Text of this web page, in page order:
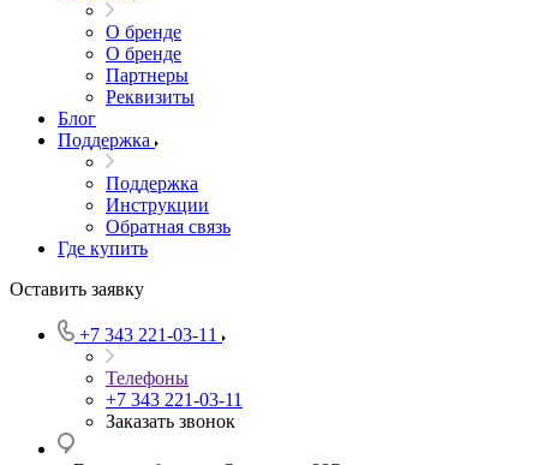
О бренде
О бренде
Партнеры
Реквизиты
Блог
Поддержка
Поддержка
Инструкции
Обратная связь
Где купить
Оставить заявку
+7 343 221-03-11
Телефоны
+7 343 221-03-11
Заказать звонок